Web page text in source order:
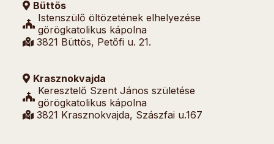
Büttös
Istenszülő öltözetének elhelyezése
görögkatolikus kápolna
3821 Büttös, Petőfi u. 21.
Krasznokvajda
Keresztelő Szent János születése
görögkatolikus kápolna
3821 Krasznokvajda, Szászfai u.167